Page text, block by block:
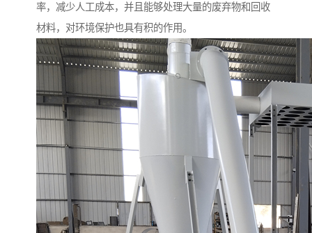
率，减少人工成本，并且能够处理大量的废弃物和回收
材料，对环境保护也具有积的作用。